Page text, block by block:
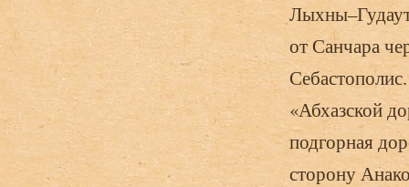
от Санчара
«Абхазской
подгорная
сторону